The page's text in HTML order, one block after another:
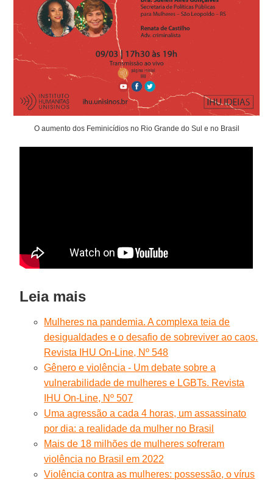
O aumento dos Feminicídios no Rio Grande do Sul e no Brasil
Leia mais
Mulheres na pandemia. A complexa teia de
desigualdades e o desafio de sobreviver ao caos.
Revista IHU On-Line, Nº 548
Gênero e violência - Um debate sobre a
vulnerabilidade de mulheres e LGBTs. Revista
IHU On-Line, Nº 507
Uma agressão a cada 4 horas, um assassinato
por dia: a realidade da mulher no Brasil
Mais de 18 milhões de mulheres sofreram
violência no Brasil em 2022
Violência contra as mulheres: possessão, o vírus